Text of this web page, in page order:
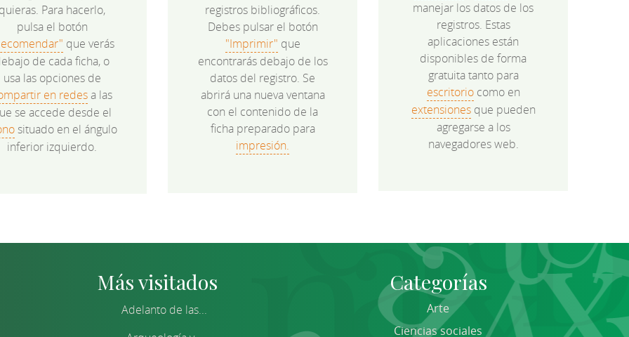
Para hacerlo,
pulsa el botón
que verás
de cada ficha, o
usa las opciones de
en redesa las
se accede desde el
situado en el ángulo
inferior izquierdo.
registros bibliográficos.
Debes pulsar el botón
"Imprimir" que
encontrarás debajo de los
datos del registro. Se
abrirá una nueva ventana
con el contenido de la
ficha preparado para
impresión.
manejar los datos de los
registros. Estas
aplicaciones están
disponibles de forma
gratuita tanto para
escritoriocomo en
extensionesque pueden
agregarse a los
navegadores web.
Más visitados
Adelanto de las...
Categorías
Arte
Ciencias sociales